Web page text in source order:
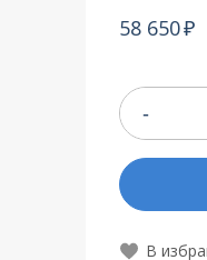
58 650
-